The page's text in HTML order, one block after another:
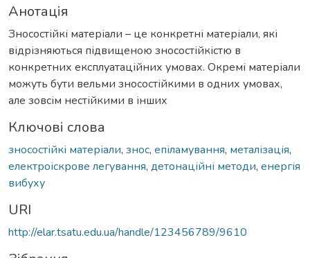
Анотація
Зносостійкі матеріали – це конкретні матеріали, які
відрізняються підвищеною зносостійкістю в
конкретних експлуатаційних умовах. Окремі матеріали
можуть бути вельми зносостійкими в одних умовах,
але зовсім нестійкими в інших
Ключові слова
зносостійкі матеріали, знос, епіламування, металізація,
електроіскрове легування, детонаційні методи, енергія
вибуху
URI
http://elar.tsatu.edu.ua/handle/123456789/9610